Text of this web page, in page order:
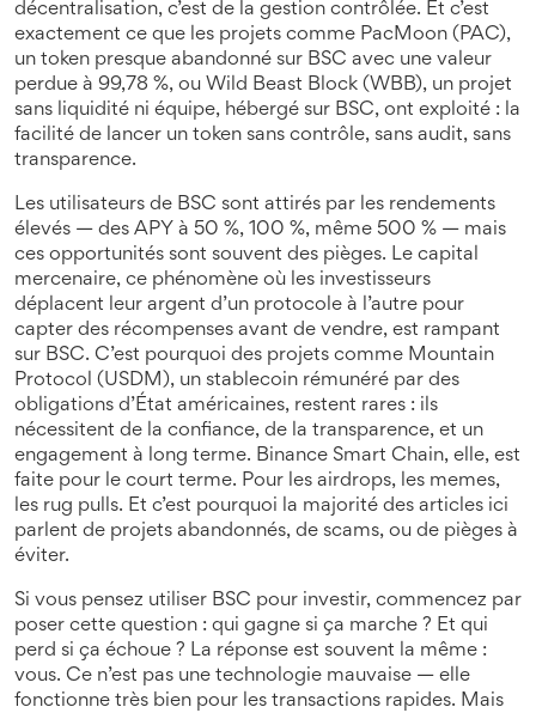
décentralisation, c’est de la gestion contrôlée. Et c’est
exactement ce que les projets comme PacMoon (PAC),
un token presque abandonné sur BSC avec une valeur
perdue à 99,78 %, ou Wild Beast Block (WBB), un projet
sans liquidité ni équipe, hébergé sur BSC, ont exploité : la
facilité de lancer un token sans contrôle, sans audit, sans
transparence.
Les utilisateurs de BSC sont attirés par les rendements
élevés — des APY à 50 %, 100 %, même 500 % — mais
ces opportunités sont souvent des pièges. Le capital
mercenaire, ce phénomène où les investisseurs
déplacent leur argent d’un protocole à l’autre pour
capter des récompenses avant de vendre, est rampant
sur BSC. C’est pourquoi des projets comme Mountain
Protocol (USDM), un stablecoin rémunéré par des
obligations d’État américaines, restent rares : ils
nécessitent de la confiance, de la transparence, et un
engagement à long terme. Binance Smart Chain, elle, est
faite pour le court terme. Pour les airdrops, les memes,
les rug pulls. Et c’est pourquoi la majorité des articles ici
parlent de projets abandonnés, de scams, ou de pièges à
éviter.
Si vous pensez utiliser BSC pour investir, commencez par
poser cette question : qui gagne si ça marche ? Et qui
perd si ça échoue ? La réponse est souvent la même :
vous. Ce n’est pas une technologie mauvaise — elle
fonctionne très bien pour les transactions rapides. Mais